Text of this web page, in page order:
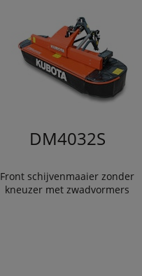
DM4032S
Front schijvenmaaier zonder
kneuzer met zwadvormers